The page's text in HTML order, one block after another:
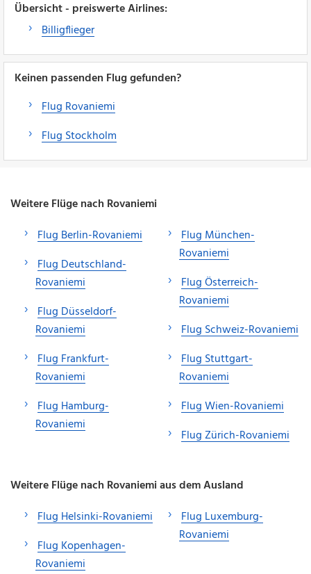
Übersicht - preiswerte Airlines:
Billigflieger
Keinen passenden Flug gefunden?
Flug Rovaniemi
Flug Stockholm
Weitere Flüge nach Rovaniemi
Flug Berlin-Rovaniemi
Flug Deutschland-
Rovaniemi
Flug Düsseldorf-
Rovaniemi
Flug Frankfurt-
Rovaniemi
Flug Hamburg-
Rovaniemi
Flug München-
Rovaniemi
Flug Österreich-
Rovaniemi
Flug Schweiz-Rovaniemi
Flug Stuttgart-
Rovaniemi
Flug Wien-Rovaniemi
Flug Zürich-Rovaniemi
Weitere Flüge nach Rovaniemi aus dem Ausland
Flug Helsinki-Rovaniemi
Flug Kopenhagen-
Rovaniemi
Flug Luxemburg-
Rovaniemi